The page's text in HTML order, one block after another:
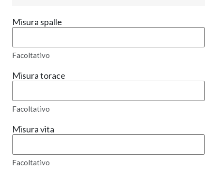
Misura spalle
Facoltativo
Misura torace
Facoltativo
Misura vita
Facoltativo